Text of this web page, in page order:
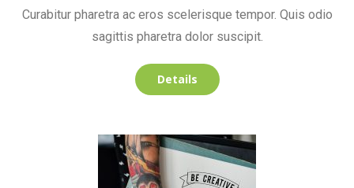
Curabitur pharetra ac eros scelerisque tempor. Quis odio
sagittis pharetra dolor suscipit.
Details